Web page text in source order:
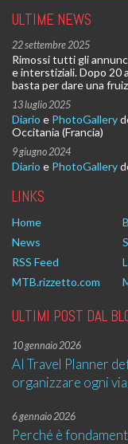
ULTIME NEWS
22 settembre 2025
Rimossi tutti gli
e interstiziali. Dopo 20
basta per dare una
13 luglio 2025
Diario e PhotoGallery
Occitania (Francia)
9 giugno 2024
Diario e PhotoGallery
LINKS
Home
News
RSS Feed
MTB.rizzetto.com
ULTIMI POST DAL
10 gennaio 2026
AI Travel Planner
organizzare ogni
6 gennaio 2026
Perché è